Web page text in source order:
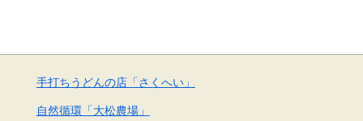
手打ちうどんの店「さくへい」
自然循環「大松農場」